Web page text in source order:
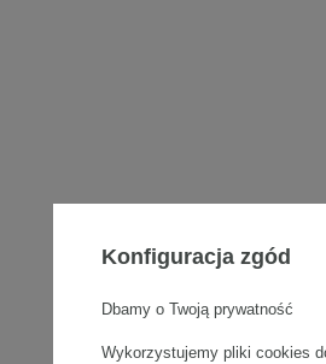
Konfiguracja zgód
Dbamy o Twoją prywatność
Wykorzystujemy pliki cookies